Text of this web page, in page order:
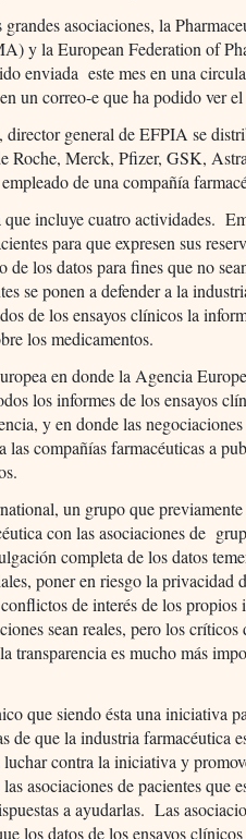
asociaciones, la
y la European Federation of
enviada este mes en una
un correo-e que ha podido ver
general de EFPIA se
Roche, Merck, Pfizer, GSK,
de una compañía
que incluye cuatro actividades.
para que expresen sus
de los datos para fines que no
se ponen a defender a la
de los ensayos clínicos la
los medicamentos.
en donde la Agencia
los informes de los ensayos
y en donde las
las compañías farmacéuticas a
un grupo que previamente
con las asociaciones de
completa de los datos
poner en riesgo la privacidad
de interés de los
sean reales, pero los críticos
transparencia es mucho más
que siendo ésta una iniciativa
de que la industria farmacéutica
contra la iniciativa y
asociaciones de pacientes que
a ayudarlas. Las
los datos de los ensayos clínicos